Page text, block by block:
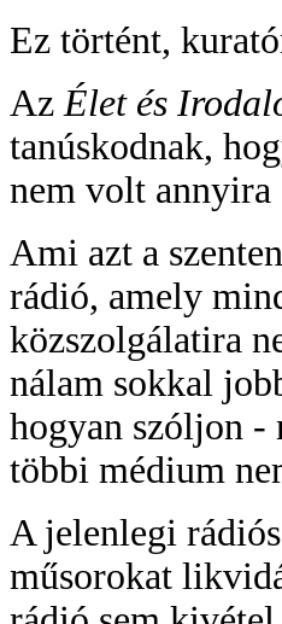
Ez történt,
Az Élet és
tanúskodnak,
nem volt annyira
Ami azt a
rádió, amely
közszolgálatira
nálam sokkal
hogyan szóljon -
többi médium
A jelenlegi
műsorokat